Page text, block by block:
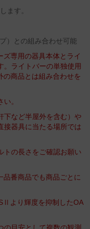
ます。
）との組み合わせ可能
専用の器具本体とライ
。ライトバーの単独使用
の商品とは組み合わせを
。
など半屋外を含む）や
接器具に当たる場所では
の長さをご確認お願い
番商品でも商品ごとに
より輝度を抑制したOA